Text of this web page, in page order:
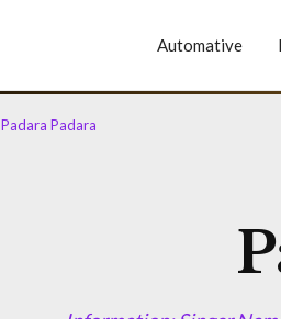
Automative
Padara Padara